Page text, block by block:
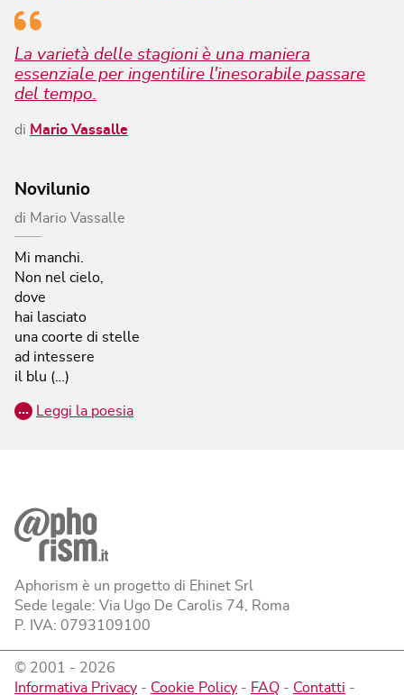
La varietà delle stagioni è una maniera
essenziale per ingentilire l'inesorabile passare
del tempo.
di Mario Vassalle
Novilunio
di Mario Vassalle
Mi manchi.
Non nel cielo,
dove
hai lasciato
una coorte di stelle
ad intessere
il blu (…)
… Leggi la poesia
Aphorism è un progetto di Ehinet Srl
Sede legale: Via Ugo De Carolis 74, Roma
P. IVA: 0793109100
© 2001 - 2026
Informativa Privacy - Cookie Policy - FAQ - Contatti -